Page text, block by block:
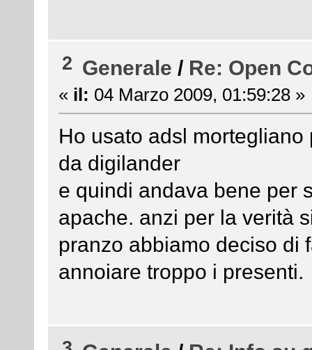
2 Generale / Re: Open
« il: 04 Marzo 2009, 01:59:28 »
Ho usato adsl
da digilander
e quindi andava bene per
apache. anzi per la verità
pranzo abbiamo deciso di
annoiare troppo i presenti.